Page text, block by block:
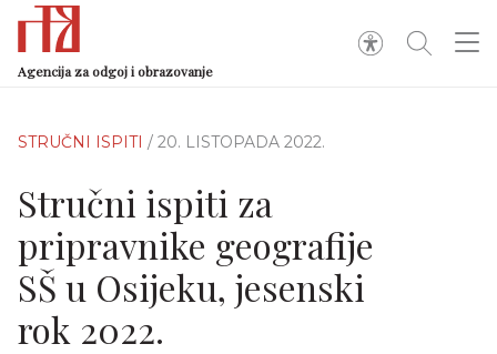
Agencija za odgoj i obrazovanje
STRUČNI ISPITI / 20. LISTOPADA 2022.
Stručni ispiti za
pripravnike geografije
SŠ u Osijeku, jesenski
rok 2022.